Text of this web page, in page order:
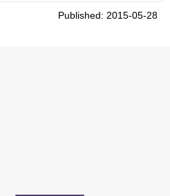
Published: 2015-05-28